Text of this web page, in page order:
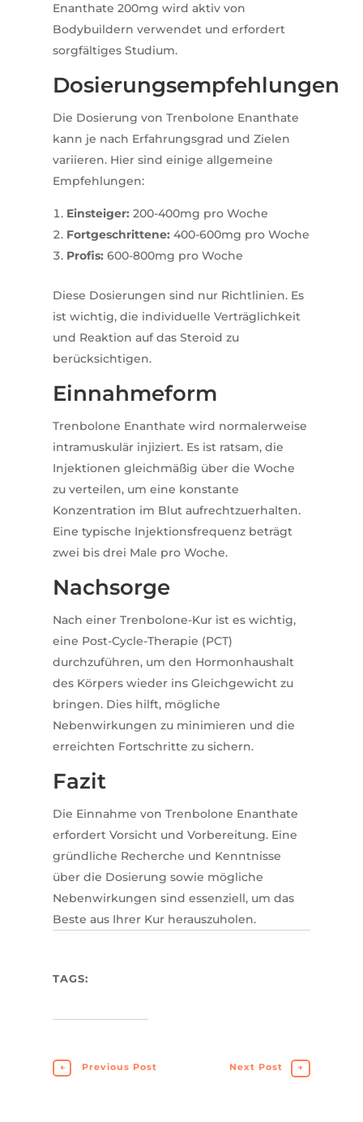
Enanthate 200mg wird aktiv von
Bodybuildern verwendet und erfordert
sorgfältiges Studium.
Dosierungsempfehlungen
Die Dosierung von Trenbolone Enanthate
kann je nach Erfahrungsgrad und Zielen
variieren. Hier sind einige allgemeine
Empfehlungen:
Einsteiger: 200-400mg pro Woche
Fortgeschrittene: 400-600mg pro Woche
Profis: 600-800mg pro Woche
Diese Dosierungen sind nur Richtlinien. Es
ist wichtig, die individuelle Verträglichkeit
und Reaktion auf das Steroid zu
berücksichtigen.
Einnahmeform
Trenbolone Enanthate wird normalerweise
intramuskulär injiziert. Es ist ratsam, die
Injektionen gleichmäßig über die Woche
zu verteilen, um eine konstante
Konzentration im Blut aufrechtzuerhalten.
Eine typische Injektionsfrequenz beträgt
zwei bis drei Male pro Woche.
Nachsorge
Nach einer Trenbolone-Kur ist es wichtig,
eine Post-Cycle-Therapie (PCT)
durchzuführen, um den Hormonhaushalt
des Körpers wieder ins Gleichgewicht zu
bringen. Dies hilft, mögliche
Nebenwirkungen zu minimieren und die
erreichten Fortschritte zu sichern.
Fazit
Die Einnahme von Trenbolone Enanthate
erfordert Vorsicht und Vorbereitung. Eine
gründliche Recherche und Kenntnisse
über die Dosierung sowie mögliche
Nebenwirkungen sind essenziell, um das
Beste aus Ihrer Kur herauszuholen.
TAGS:
← Previous Post Next Post →